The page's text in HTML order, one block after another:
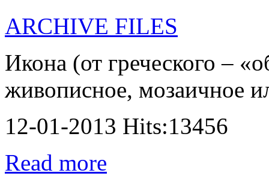
ARCHIVE FILES
Икона (от греческого –
живописное, мозаичное
12-01-2013 Hits:13456
Read more